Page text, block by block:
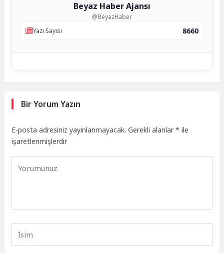
Beyaz Haber Ajansı
@BeyazHaber
Yazı Sayısı
8660
Bir Yorum Yazın
E-posta adresiniz yayınlanmayacak. Gerekli alanlar* ile
işaretlenmişlerdir